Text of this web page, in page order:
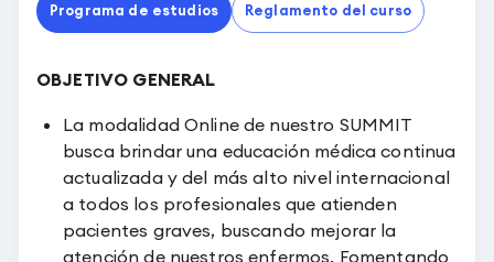
Programa de estudios Reglamento del curso
OBJETIVO GENERAL
La modalidad Online de nuestro SUMMIT
busca brindar una educación médica continua
actualizada y del más alto nivel internacional
a todos los profesionales que atienden
pacientes graves, buscando mejorar la
atención de nuestros enfermos. Fomentando